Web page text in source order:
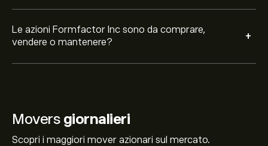
Le azioni Formfactor Inc sono da comprare,
vendere o mantenere?
+
Movers giornalieri
Scopri i maggiori mover azionari sul mercato.